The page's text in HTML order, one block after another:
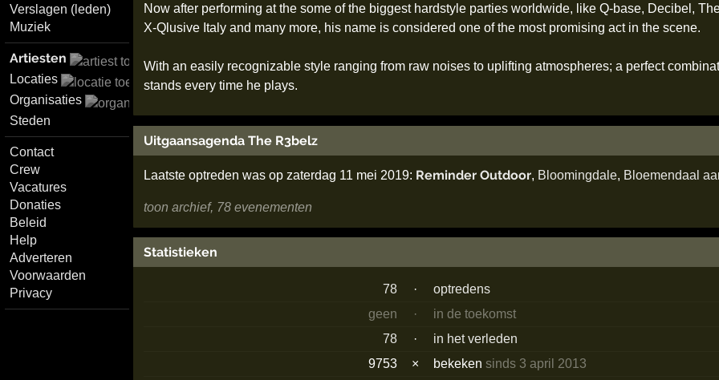
Verslagen (leden)
Muziek
Artiesten
Locaties
Organisaties
Steden
Contact
Crew
Vacatures
Donaties
Beleid
Help
Adverteren
Voorwaarden
Privacy
Now after performing at the some of the biggest hardstyle parties worldwide, like Q-base, Decibel,
X-Qlusive Italy and many more, his name is considered one of the most promising act in the scene.
With an easily recognizable style ranging from raw noises to uplifting atmospheres; a perfect
stands every time he plays.
Uitgaansagenda The R3belz
Laatste optreden was op zaterdag 11 mei 2019: Reminder Outdoor, Bloomingdale, Bloemendaal
toon archief, 78 evenementen
Statistieken
78 ·
optredens
geen
·
in de toekomst
78
·
in het verleden
9753
× bekekensinds 3 april 2013